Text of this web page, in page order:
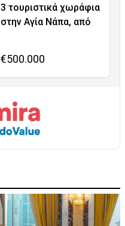
3 τουριστικά χωράφια
στην Αγία Νάπα, από
€500.000